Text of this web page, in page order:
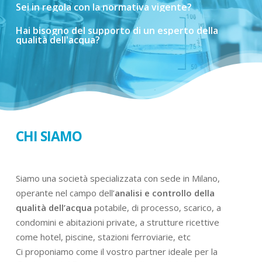
Seiinregola con lanormativa vigente?
Hai bisognodel supportodi un esperto della
qualitàdell'acqua?
CHI SIAMO
Siamo una società specializzata con sede in Milano,
operante nel campo dell’analisi e controllo della
qualità dell’acqua potabile, di processo, scarico, a
condomini e abitazioni private, a strutture ricettive
come hotel, piscine, stazioni ferroviarie, etc
Ci proponiamo come il vostro partner ideale per la